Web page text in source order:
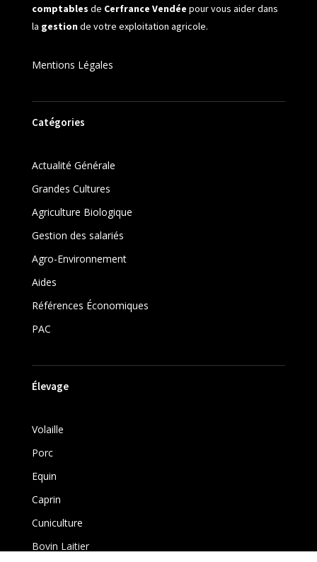
comptables de Cerfrance Vendée pour vous aider dans
la gestionde votre exploitation agricole.
Mentions Légales
Catégories
Actualité Générale
Grandes Cultures
Agriculture Biologique
Gestion des salariés
Agro-Environnement
Aides
Références Économiques
PAC
Élevage
Volaille
Porc
Equin
Caprin
Cuniculture
Bovin Laitier